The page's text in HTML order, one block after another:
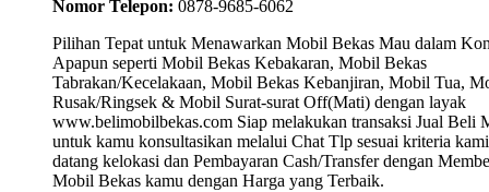
Nomor Telepon: 0878-9685-6062
Pilihan Tepat untuk Menawarkan Mobil Bekas Mau dalam
Apapun seperti Mobil Bekas Kebakaran, Mobil Bekas
Tabrakan/Kecelakaan, Mobil Bekas Kebanjiran, Mobil Tua,
Rusak/Ringsek & Mobil Surat-surat Off(Mati) dengan layak
www.belimobilbekas.com Siap melakukan transaksi Jual Beli
untuk kamu konsultasikan melalui Chat Tlp sesuai kriteria
datang kelokasi dan Pembayaran Cash/Transfer dengan
Mobil Bekas kamu dengan Harga yang Terbaik.